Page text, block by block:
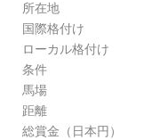
所在地
国際格付け
ローカル格付け
条件
馬場
距離
総賞金（日本円）